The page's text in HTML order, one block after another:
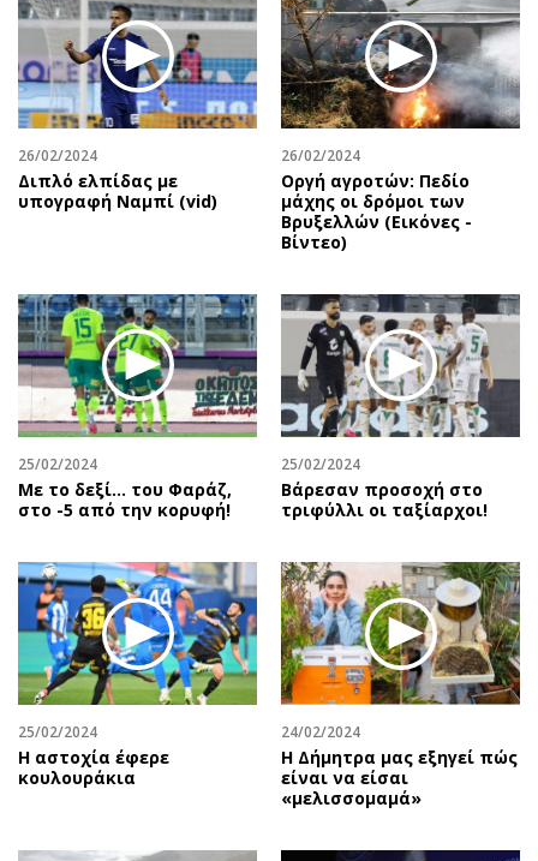
26/02/2024
Διπλό ελπίδας με
υπογραφή Ναμπί (vid)
26/02/2024
Οργή αγροτών: Πεδίο
μάχης οι δρόμοι των
Βρυξελλών (Εικόνες -
Βίντεο)
25/02/2024
Με το δεξί… του Φαράζ,
στο -5 από την κορυφή!
25/02/2024
Βάρεσαν προσοχή στο
τριφύλλι οι ταξίαρχοι!
25/02/2024
Η αστοχία έφερε
κουλουράκια
24/02/2024
H Δήμητρα μας εξηγεί πώς
είναι να είσαι
«μελισσομαμά»